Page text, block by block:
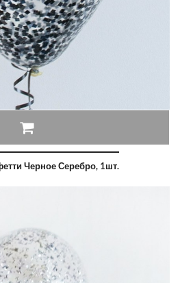
Черное Серебро, 1шт.